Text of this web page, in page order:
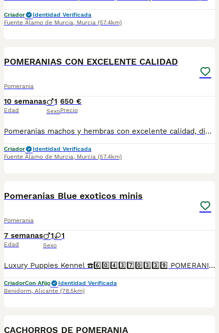
Criador
Identidad Verificada
Fuente Álamo de Murcia, Murcia (57.4km)
POMERANIAS CON EXCELENTE CALIDAD
Pomerania
10 semanas
Edad
1
Sexo
650 €
Precio
Pomeranias machos y hembras con excelente calidad, distintos colores. Se entregan vacunados y desparasitados con su cartilla sanitaria.
Criador
Identidad Verificada
Fuente Álamo de Murcia, Murcia (57.4km)
Pomeranias Blue exoticos minis
Pomerania
7 semanas
Edad
1 1
Sexo
Luxury Puppies Kennel ☎️6️⃣0️⃣4️⃣3️⃣7️⃣0️⃣3️⃣3️⃣9️⃣ POMERANIA PURA RAZA OJOS AZULES EXOTICOS EXCLUSIVOS Somos centro canino y asesores caninos .PROFESIONALES 🤝. Todos nuestros cachorros se entregan con contrato y garantías . Luxury Puppies Kennel: Todos nuestros cachorros se entregan con contrato y previa reserva , siempre con garantías víricas y congenitas . Se entregan revisado veterinario * Contrato ,garantías víricas y congénitas 📝 * Cartilla sanitaria 🪪 * Vacunas al día .💉 * Revisión veterinaria 📋 *Informe previo a la entrega por el veterinario y exploración completa de tu cachorro ⛑️ que incluye : ✓collar cachorro 🐕 ✓ correa cachorro .🐕 ✓ juguete cachorro 🐕 correa y collar y jueguete ✓ pasaporte a nombre del nuevo propietario.📘 ✓ chip identificativo. 🏷️ ✓ Bolsa de pienso Tenemos también otras razas .Lulú pomerania ,bichón maltés coreano ,yorshire terrier ,chihuahua,caniches toy y enanos maltipoo apricot . Te buscamos tú cachorro por encargo .Haz tú reserva Pide tu cita📩 en el 604370339 Y dejanos tu contacto ☎️precios desde...Luxury Puppies Kennel ☎️6️⃣0️⃣4️⃣3️⃣7️⃣0️⃣3️⃣3️⃣9️⃣ Somos centro canino y asesores caninos .PROFESIONALES 🤝. Todos nuestros cachorros se entregan con contrato y garantías . Luxury Puppies Kennel: Todos nuestros cachorros se entregan con contrato y previa reserva , siempre con garantías víricas y congenitas . Se entregan revisado veterinario * Contrato ,garantías víricas y congénitas 📝 * Cartilla sanitaria 🪪 * Vacunas al día .💉 * Revisión veterinaria 📋 *Informe previo a la entrega por el veterinario y exploración completa de tu cachorro ⛑️ que incluye : ✓collar cachorro 🐕 ✓ correa cachorro .🐕 ✓ juguete cachorro 🐕 correa y collar y jueguete ✓ pasaporte a nombre del nuevo propietario.📘 ✓ chip identificativo. 🏷️ ✓ Bolsa de pienso Tenemos también otras razas .Lulú pomerania ,bichón maltés coreano ,yorshire terrier ,chihuahua,caniches toy y enanos maltipoo apricot . Te buscamos tú cachorro por encargo .Haz tú reserva Pide tu cita📩 en el 604370339 Y dejanos tu contacto ☎️precios desde...
CriadorCon Afijo
Identidad Verificada
Benidorm, Alicante (78.5km)
CACHORROS DE POMERANIA